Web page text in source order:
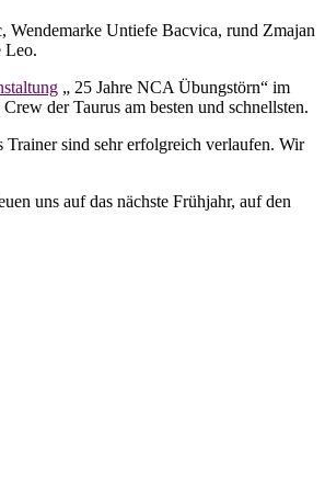
Wendemarke Untiefe Bacvica, rund Zmajan
Leo.
„ 25 Jahre NCA Übungstörn“ im
der Taurus am besten und schnellsten.
Trainer sind sehr erfolgreich verlaufen. Wir
uns auf das nächste Frühjahr, auf den